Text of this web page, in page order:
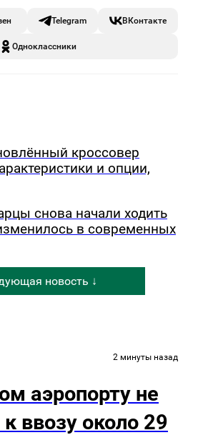
Telegram ВКонтакте
Одноклассники
кроссовер
и опции,
снова начали ходить
в современных
новость ↓
2 минуты назад
аэропорту не
ввозу около 29